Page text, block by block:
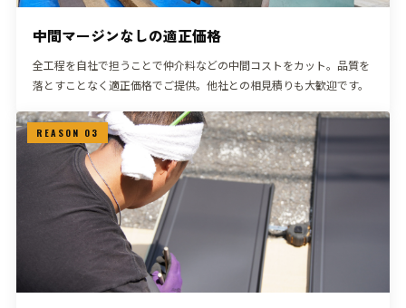
中間マージンなしの適正価格
全工程を自社で担うことで仲介料などの中間コストをカット。品質を
落とすことなく適正価格でご提供。他社との相見積りも大歓迎です。
REASON 03